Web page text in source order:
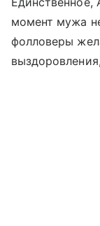
момент мужа
фолловеры